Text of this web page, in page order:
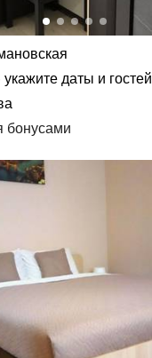
укажите даты и гостей
бонусами